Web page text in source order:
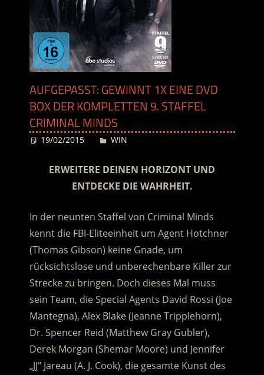
AUFGEPASST: GEWINNT 1X EINE DVD
BOX DER KOMPLETTEN 9. STAFFEL
CRIMINAL MINDS
19/02/2015 Desiree
WIN
ERWEITERE DEINEN HORIZONT UND
ENTDECKE DIE WAHRHEIT.
In der neunten Staffel von Criminal Minds
kennt die FBI-Eliteeinheit um Agent Hotchner
(Thomas Gibson) keine Gnade, um
rücksichtslose und unberechenbare Killer zur
Strecke zu bringen. Doch dieses Mal muss
sein Team, die Special Agents David Rossi (Joe
Mantegna), Alex Blake (Jeanne Tripplehorn),
Dr. Spencer Reid (Matthew Gray Gubler),
Derek Morgan (Shemar Moore) und Jennifer
„JJ“ Jareau (A. J. Cook), die gesamte Kunst des